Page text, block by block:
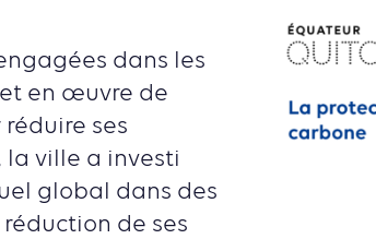
dans les
en œuvre de
ses
la ville a investi
global dans des
de ses